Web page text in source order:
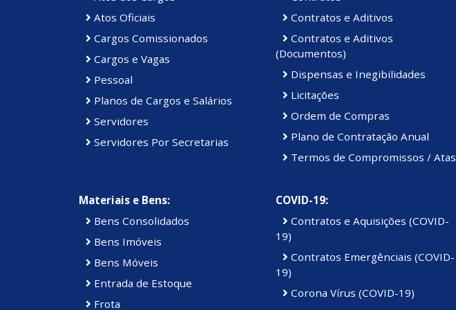
Atos Oficiais
Cargos Comissionados
Cargos e Vagas
Pessoal
Planos de Cargos e Salários
Servidores
Servidores Por Secretarias
Contratos e Aditivos
Contratos e Aditivos
(Documentos)
Dispensas e Inegibilidades
Licitações
Ordem de Compras
Plano de Contratação Anual
Termos de Compromissos / Atas
Materiais e Bens:
Bens Consolidados
Bens Imóveis
Bens Móveis
Entrada de Estoque
Frota
COVID-19:
Contratos e Aquisições (COVID-
19)
Contratos Emergênciais (COVID-
19)
Corona Vírus (COVID-19)